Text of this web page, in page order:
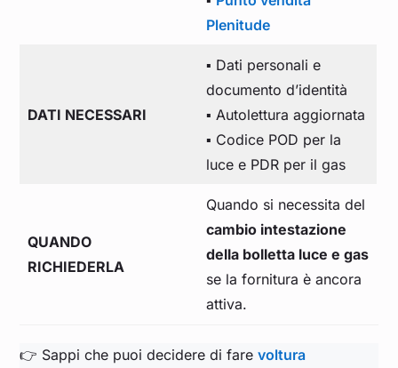
Plenitude
DATI NECESSARI
▪️ Dati personali e
documento d’identità
▪️ Autolettura aggiornata
▪️ Codice POD per la
luce e PDR per il gas
QUANDO
RICHIEDERLA
Quando si necessita del
cambio intestazione
della bolletta luce e gas
se la fornitura è ancora
attiva.
👉 Sappi che puoi decidere di farevoltura